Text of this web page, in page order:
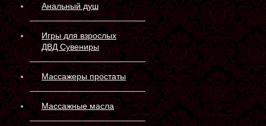
Анальный душ
Игры для взрослых
ДВД Сувениры
Массажеры простаты
Массажные масла